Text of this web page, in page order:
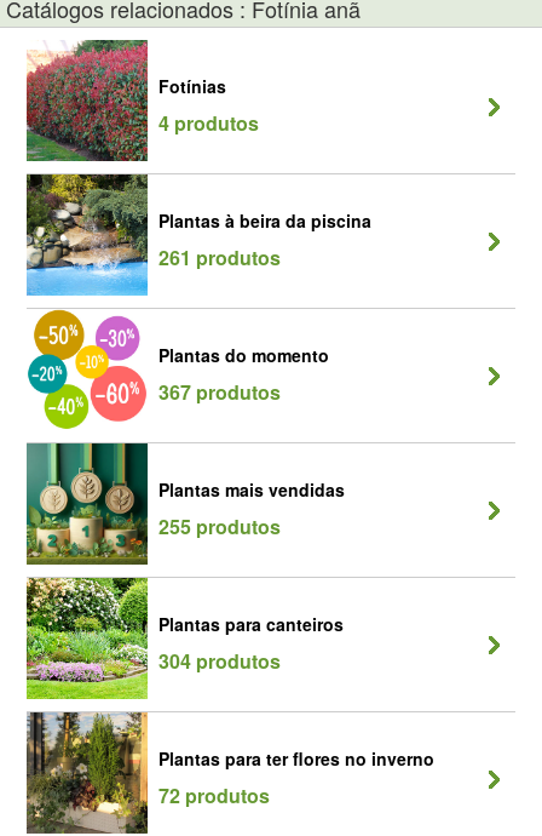
Catálogos relacionados : Fotínia anã
Fotínias
4 produtos
Plantas à beira da piscina
261 produtos
Plantas do momento
367 produtos
Plantas mais vendidas
255 produtos
Plantas para canteiros
304 produtos
Plantas para ter flores no inverno
72 produtos